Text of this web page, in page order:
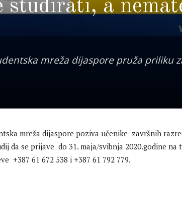
studirati, a
mreža dijaspore pruža priliku
mreža dijaspore poziva učenike završnih
da se prijave do 31. maja/svibnja 2020.godine na
+387 61 672 538 i +387 61 792 779.